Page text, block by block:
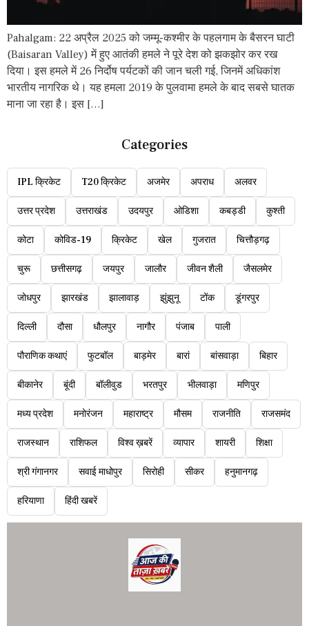
Pahalgam: 22 अप्रैल 2025 को जम्मू-कश्मीर के पहलगाम के बैसरन घाटी
(Baisaran Valley) में हुए आतंकी हमले ने पूरे देश को झकझोर कर रख
दिया। इस हमले में 26 निर्दोष पर्यटकों की जान चली गई, जिनमें अधिकांश
भारतीय नागरिक थे। यह हमला 2019 के पुलवामा हमले के बाद सबसे घातक
माना जा रहा है। इस […]
Categories
IPL क्रिकेट T20 क्रिकेट अजमेर अपराध अलवर
उत्तर प्रदेश उत्तराखंड उदयपुर ओडिशा कबड्डी कुश्ती
कोटा कोविड-19 क्रिकेट खेल गुजरात चित्तौड़गढ़
चुरू छत्तीसगढ़ जयपुर जालौर जीवन शैली जैसलमेर
जोधपुर झारखंड झालावाड़ झुंझुनू टोंक डूंगरपुर
दिल्ली दौसा धौलपुर नागौर पंजाब पाली
पौराणिक कथाएं फुटबॉल बाड़मेर बारां बांसवाड़ा बिहार
बीकानेर बूंदी बॉलीवुड भरतपुर भीलवाड़ा मणिपुर
मध्य प्रदेश मनोरंजन महाराष्ट्र मौसम राजनीति राजसमंद
राजस्थान राशिफल विश्व ख़बरें व्यापार शायरी शिक्षा
श्री गंगानगर सवाई माधोपुर सिरोही सीकर हनुमानगढ़
हरियाणा हिंदी खबरें